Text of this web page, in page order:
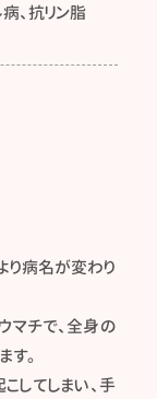
、抗リン脂
り病名が変わり
マチで、全身の
す。
してしまい、手